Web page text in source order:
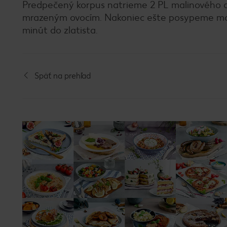
Predpečený korpus natrieme 2 PL
mrazeným ovocím. Nakoniec ešte posypeme
minút do zlatista.
Späť na prehľad